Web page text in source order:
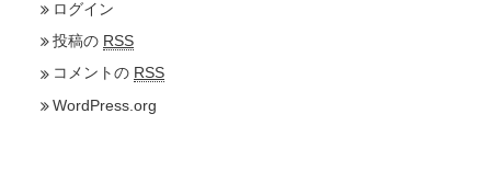
ログイン
投稿の RSS
コメントの RSS
WordPress.org